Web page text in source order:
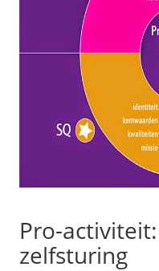
Pro-
zelfsturing